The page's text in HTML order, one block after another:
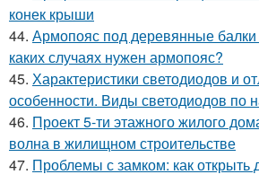
конек крыши
44. Армопояс под деревянные
каких случаях нужен армопояс?
45. Характеристики светодиодов и
особенности. Виды светодиодов по
46. Проект 5-ти этажного жилого
волна в жилищном строительстве
47. Проблемы с замком: как открыть